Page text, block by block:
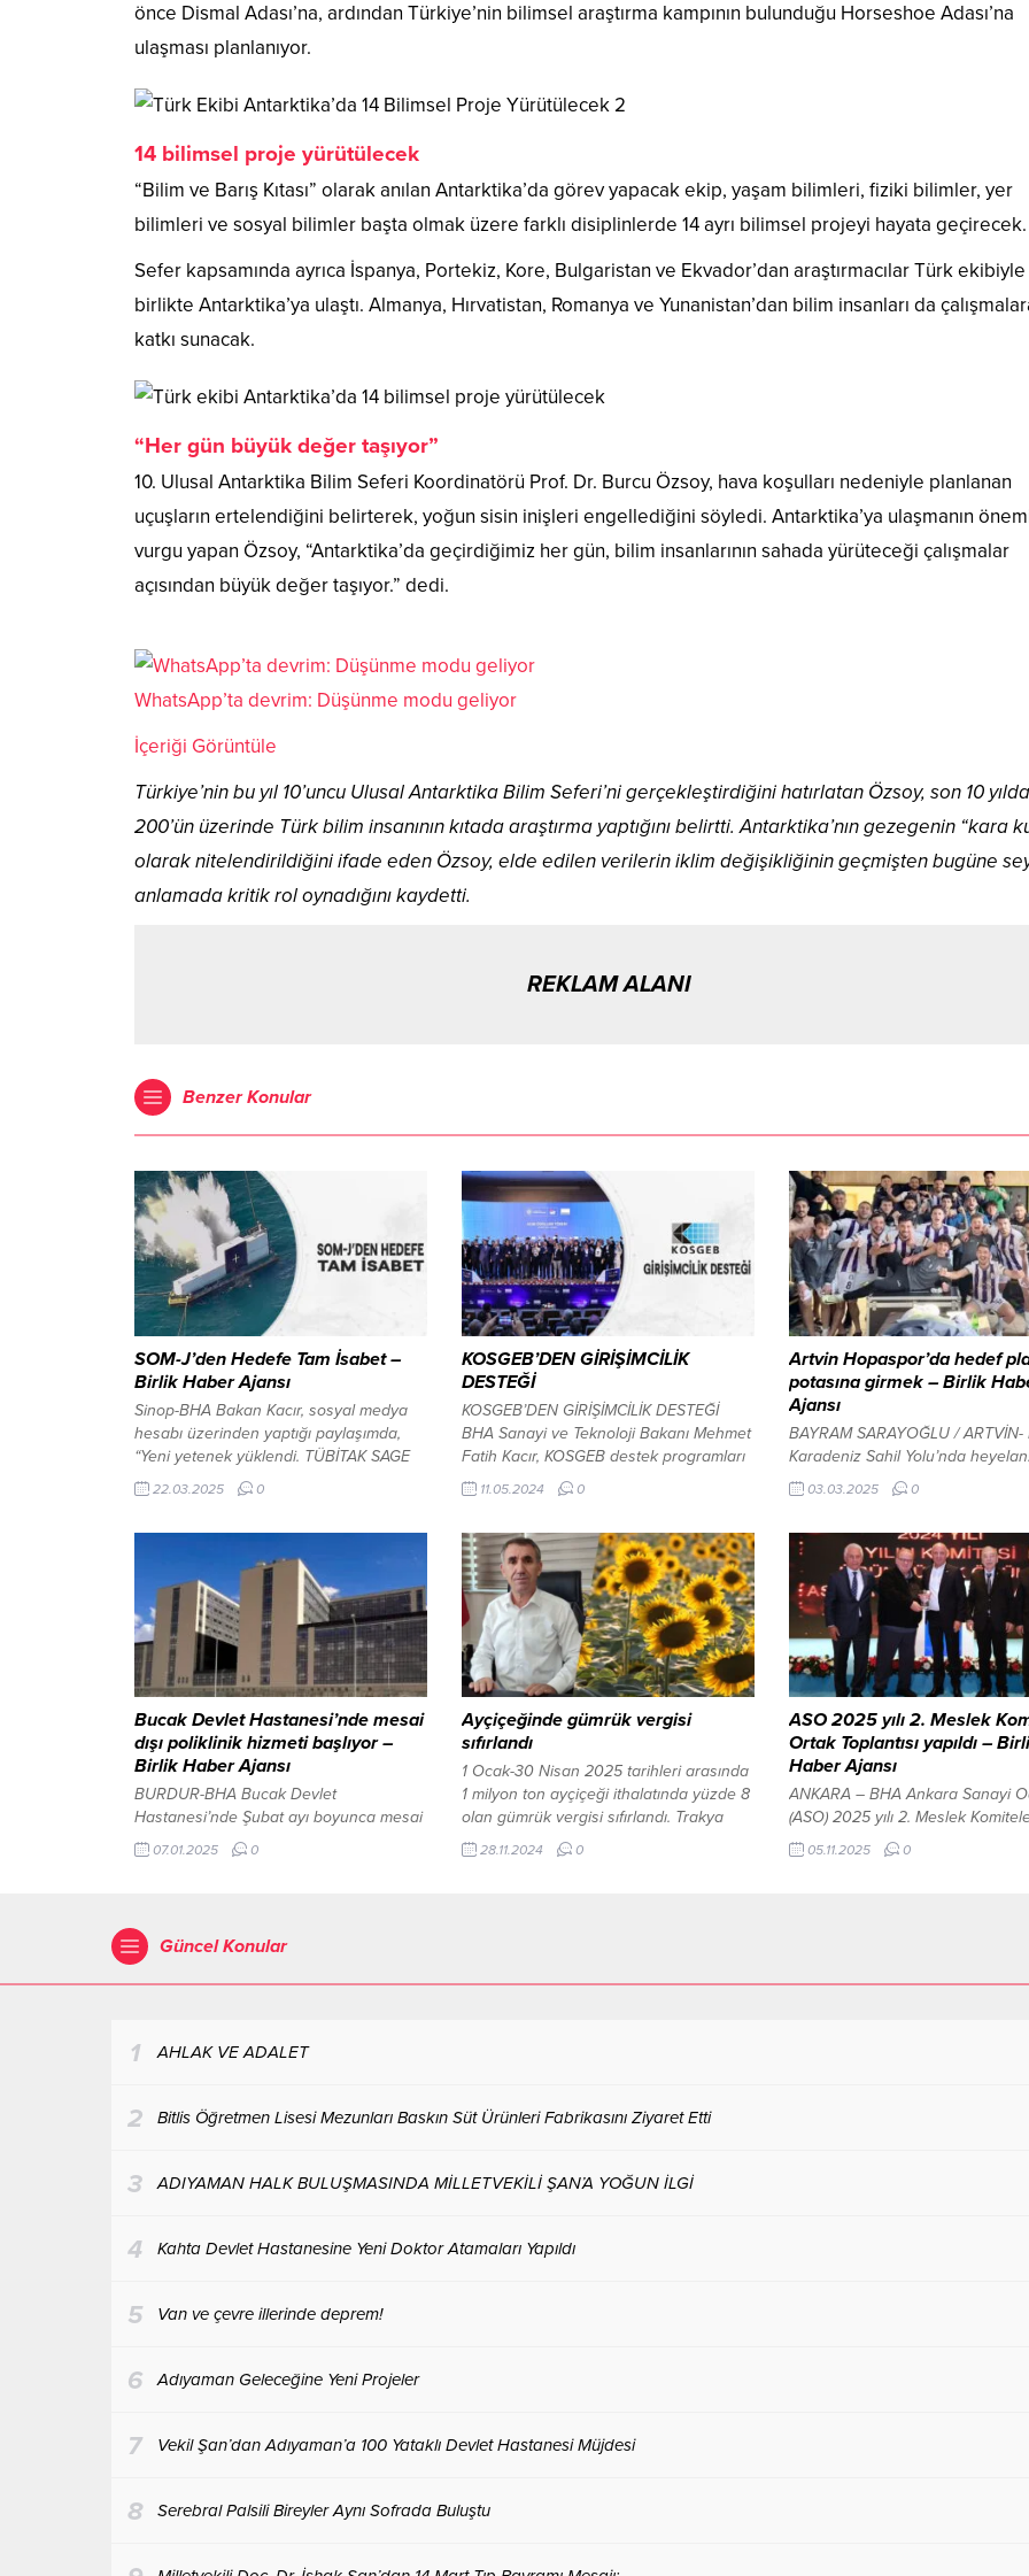
önce Dismal Adası’na, ardından Türkiye’nin bilimsel araştırma kampının bulunduğu Horseshoe Adası’na
ulaşması planlanıyor.
14 bilimsel proje yürütülecek
“Bilim ve Barış Kıtası” olarak anılan Antarktika’da görev yapacak ekip, yaşam bilimleri, fiziki bilimler, yer
bilimleri ve sosyal bilimler başta olmak üzere farklı disiplinlerde 14 ayrı bilimsel projeyi hayata geçirecek.
Sefer kapsamında ayrıca İspanya, Portekiz, Kore, Bulgaristan ve Ekvador’dan araştırmacılar Türk ekibiyle
birlikte Antarktika’ya ulaştı. Almanya, Hırvatistan, Romanya ve Yunanistan’dan bilim insanları da
katkı sunacak.
“Her gün büyük değer taşıyor”
10. Ulusal Antarktika Bilim Seferi Koordinatörü Prof. Dr. Burcu Özsoy, hava koşulları nedeniyle planlanan
uçuşların ertelendiğini belirterek, yoğun sisin inişleri engellediğini söyledi. Antarktika’ya ulaşmanın
vurgu yapan Özsoy, “Antarktika’da geçirdiğimiz her gün, bilim insanlarının sahada yürüteceği çalışmalar
açısından büyük değer taşıyor.” dedi.
WhatsApp’ta devrim: Düşünme modu geliyor
İçeriği Görüntüle
Türkiye’nin bu yıl 10’uncu Ulusal Antarktika Bilim Seferi’ni gerçekleştirdiğini hatırlatan Özsoy, son 10 yılda
200’ün üzerinde Türk bilim insanının kıtada araştırma yaptığını belirtti. Antarktika’nın gezegenin “kara
olarak nitelendirildiğini ifade eden Özsoy, elde edilen verilerin iklim değişikliğinin geçmişten bugüne
anlamada kritik rol oynadığını kaydetti.
REKLAM ALANI
Benzer Konular
SOM-J’den Hedefe Tam İsabet –
Birlik Haber Ajansı
Sinop-BHA Bakan Kacır, sosyal medya
hesabı üzerinden yaptığı paylaşımda,
“Yeni yetenek yüklendi. TÜBİTAK SAGE
tarafından geliştirilen SOM-J seyir
füzemiz, su üstü bir platforma karşı
Türk Silahlı Kuvvetlerimiz için etkin bir
kuvvet çarpanı olacak ve uzun
menzilden yüksek değerli hedeflerin...
22.03.2025 0
KOSGEB’DEN GİRİŞİMCİLİK
DESTEĞİ
KOSGEB’DEN GİRİŞİMCİLİK DESTEĞİ
BHA Sanayi ve Teknoloji Bakanı Mehmet
Fatih Kacır, KOSGEB destek programları
odağında girişimciliği, sürdürülebilir
büyümeyi, ölçeklendirme ve global
yapılandırdıklarını belirterek, “Yeni
kurguladığımız Girişimcilik Destek
Programı ile, ülkemizin stratejik
hedefleriyle uyumlu sektörlerde katma
değer ve nitelikli istihdam oluşturma
potansiyeline sahip girişimlerimize 2
milyon liraya varan...
11.05.2024 0
Artvin Hopaspor’da hedef
potasına girmek – Birlik
Ajansı
BAYRAM SARAYOĞLU / ARTVİN-
Karadeniz Sahil Yolu’nda
3’üncü Lig 1’nci Grup’ta mücadele
Artvin Hopaspor Kulübü, ligin 22.
Velimeşe Spor’u oyuna sonradan
Oktay Bala’nın attığı şık golle 1-0
yenmesini bildi. Teknik Direktörü
Koray Balcıoğlu, maç sonunda
açıklamada, göreve geldiğinden
03.03.2025 0
Bucak Devlet Hastanesi’nde mesai
dışı poliklinik hizmeti başlıyor –
Birlik Haber Ajansı
BURDUR-BHA Bucak Devlet
Hastanesi’nde Şubat ayı boyunca mesai
dışı poliklinik hizmeti verecek doktorlar
ve çalışma saatleri açıklandı.
Randevular, Merkezi Hekim Randevu
Sistemi (MHRS) üzerinden alınabilecek.
Salı...
07.01.2025 0
Ayçiçeğinde gümrük vergisi
sıfırlandı
1 Ocak-30 Nisan 2025 tarihleri arasında
1 milyon ton ayçiçeği ithalatında yüzde 8
olan gümrük vergisi sıfırlandı. Trakya
Birlik Başkanı Şafak Kırbiç, kararın üretici
ve piyasada olumsuz bir etki
28.11.2024 0
ASO 2025 yılı 2. Meslek
Ortak Toplantısı yapıldı –
Haber Ajansı
ANKARA – BHA Ankara Sanayi
(ASO) 2025 yılı 2. Meslek
Ortak Toplantısı, Ankaralı
yoğun katılımıyla Antalya’da
05.11.2025 0
Güncel Konular
1 AHLAK VE ADALET
2 Bitlis Öğretmen Lisesi Mezunları Baskın Süt Ürünleri Fabrikasını Ziyaret Etti
3 ADIYAMAN HALK BULUŞMASINDA MİLLETVEKİLİ ŞAN’A YOĞUN İLGİ
4 Kahta Devlet Hastanesine Yeni Doktor Atamaları Yapıldı
5 Van ve çevre illerinde deprem!
6 Adıyaman Geleceğine Yeni Projeler
7 Vekil Şan’dan Adıyaman’a 100 Yataklı Devlet Hastanesi Müjdesi
8 Serebral Palsili Bireyler Aynı Sofrada Buluştu